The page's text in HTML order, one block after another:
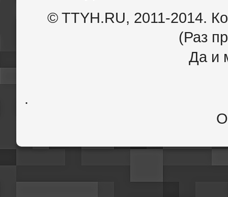
© TTYH.RU, 2011-2014.
(Раз
Да и
.